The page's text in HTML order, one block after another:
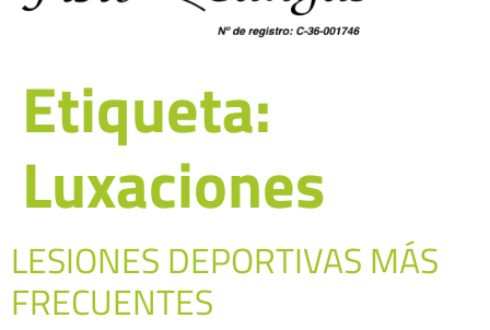
Etiqueta:
Luxaciones
LESIONES DEPORTIVAS MÁS
FRECUENTES